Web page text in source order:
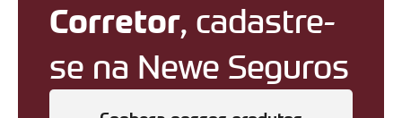
Corretor, cadastre-
se na Newe Seguros